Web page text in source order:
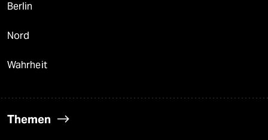
Berlin
Nord
Wahrheit
Themen